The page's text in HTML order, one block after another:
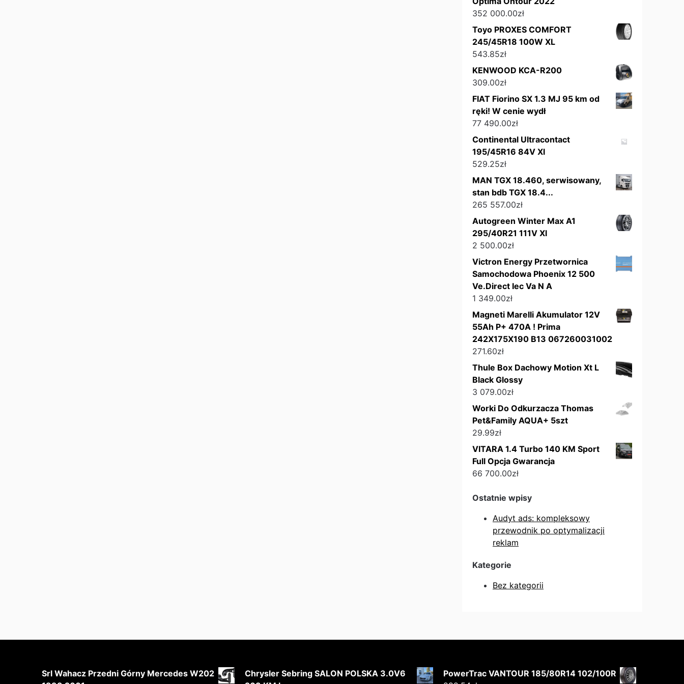
352 000.00zł
Toyo PROXES COMFORT
245/45R18 100W XL
543.85zł
KENWOOD KCA-R200
309.00zł
FIAT Fiorino SX 1.3 MJ 95 km od
ręki! W cenie wydł
77 490.00zł
Continental Ultracontact
195/45R16 84V Xl
529.25zł
MAN TGX 18.460, serwisowany,
stan bdb TGX 18.4...
265 557.00zł
Autogreen Winter Max A1
295/40R21 111V Xl
2 500.00zł
Victron Energy Przetwornica
Samochodowa Phoenix 12 500
Ve.Direct Iec Va N A
1 349.00zł
Magneti Marelli Akumulator 12V
55Ah P+ 470A ! Prima
242X175X190 B13 067260031002
271.60zł
Thule Box Dachowy Motion Xt L
Black Glossy
3 079.00zł
Worki Do Odkurzacza Thomas
Pet&Family AQUA+ 5szt
29.99zł
VITARA 1.4 Turbo 140 KM Sport
Full Opcja Gwarancja
66 700.00zł
Ostatnie wpisy
Audyt ads: kompleksowy
przewodnik po optymalizacji
reklam
Kategorie
Bez kategorii
Srl Wahacz Przedni Górny Mercedes W202
Chrysler Sebring SALON POLSKA 3.0V6
PowerTrac VANTOUR 185/80R14 102/100R